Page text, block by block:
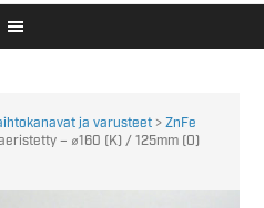
ja varusteet >ZnFe
– ⌀160 (K) / 125mm (O)